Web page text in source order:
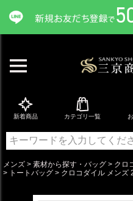
新着商品 カテゴリ一覧
メンズ 素材から探す・バッグ クロ
トートバッグ
クロコダイル メンズ